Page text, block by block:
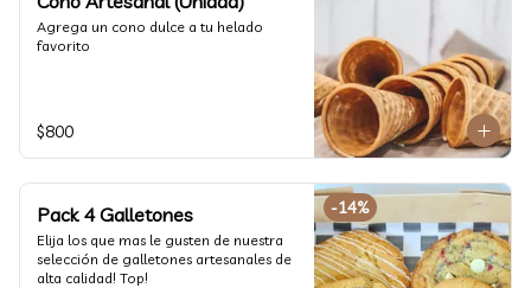
Agrega un cono dulce a tu helado
favorito
$800
-14%
Pack 4 Galletones
Elija los que mas le gusten de nuestra
selección de galletones artesanales de
alta calidad! Top!